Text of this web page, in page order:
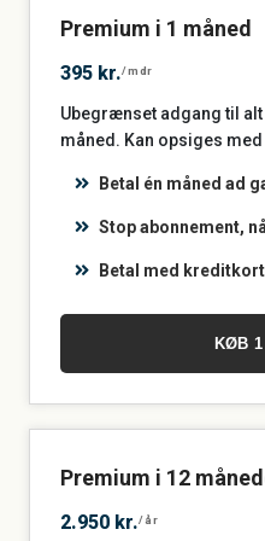
Premium i 1 måned
395 kr./mdr
Ubegrænset adgang til
måned. Kan opsiges
Betal én måned ad
Stop abonnement,
Betal med kreditkort
KØB 1
Premium i 12
2.950 kr./år